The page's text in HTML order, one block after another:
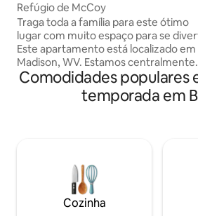
Refúgio de McCoy
Traga toda a família para este ótimo
lugar com muito espaço para se
Este apartamento está localizado em
Madison, WV. Estamos centralmente
localizados no sistema de trilhas
McCoy, acesso à água para caiaque e
uma curta distância a pé de um
sensação de campo. Depois de um
dia, desfrute de um tempo relaxante
deck em frente a uma fogueira
assado de marshmallows. Venha ficar
Comodidades populares
temporada em
Cozinha